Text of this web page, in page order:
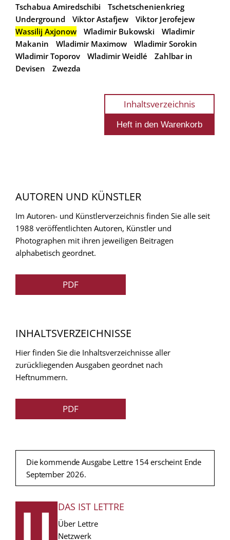
Tschabua Amiredschibi
Tschetschenienkrieg
Underground
Viktor Astafjew
Viktor Jerofejew
Wassilij Axjonow
Wladimir Bukowski
Wladimir
Makanin
Wladimir Maximow
Wladimir Sorokin
Wladimir Toporov
Wladimir Weidlé
Zahlbar in
Devisen
Zwezda
Inhaltsverzeichnis
AUTOREN UND KÜNSTLER
Im Autoren- und Künstlerverzeichnis finden Sie alle seit
1988 veröffentlichten Autoren, Künstler und
Photographen mit ihren jeweiligen Beitragen
alphabetisch geordnet.
PDF
INHALTSVERZEICHNISSE
Hier finden Sie die Inhaltsverzeichnisse aller
zurückliegenden Ausgaben geordnet nach
Heftnummern.
PDF
Die kommende Ausgabe Lettre 154 erscheint Ende
September 2026.
FUSSZEILE
DAS IST LETTRE
Über Lettre
Netzwerk